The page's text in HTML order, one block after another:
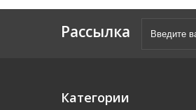
Рассылка
Категории